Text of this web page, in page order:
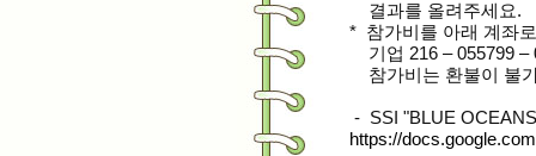
결과를 올려주세요.
* 참가비를 아래 계좌
기업 216 – 055799 –
참가비는 환불이 불
- SSI "BLUE
https://